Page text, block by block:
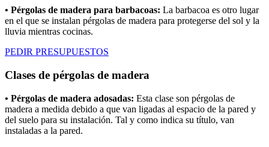
• Pérgolas de madera para barbacoas: La barbacoa es otro lugar
en el que se instalan pérgolas de madera para protegerse del sol y la
lluvia mientras cocinas.
PEDIR PRESUPUESTOS
Clases de pérgolas de madera
• Pérgolas de madera adosadas: Esta clase son pérgolas de
madera a medida debido a que van ligadas al espacio de la pared y
del suelo para su instalación. Tal y como indica su título, van
instaladas a la pared.